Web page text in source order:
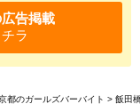
告掲載
ラ
都のガールズバーバイト 飯田